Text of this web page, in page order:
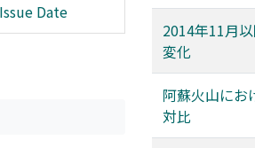
Date
2014年11月
変化
阿蘇火山にお
対比